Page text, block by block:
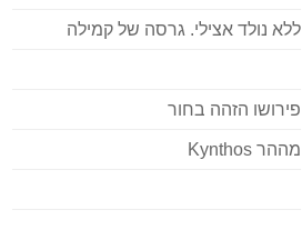
ללא נולד אצילי. גרסה של קמילה
פירושו הזהה בחור
מההר Kynthos